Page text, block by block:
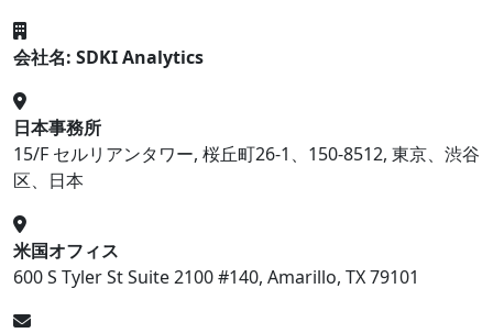
会社名: SDKI Analytics
日本事務所
15/F セルリアンタワー, 桜丘町26-1、150-8512, 東京、渋谷
区、日本
米国オフィス
600 S Tyler St Suite 2100 #140, Amarillo, TX 79101